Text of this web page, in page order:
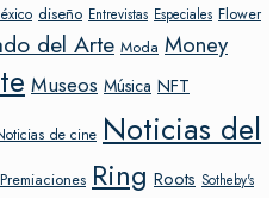
diseño Entrevistas Especiales Flower
del Arte Moda Money
Museos Música NFT
de cine Noticias del
Premiaciones Ring Roots Sotheby's